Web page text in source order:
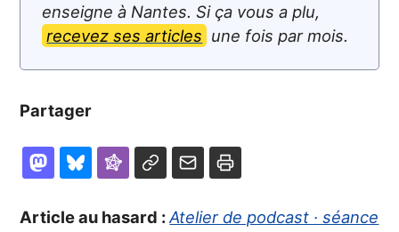
enseigne à Nantes. Si ça vous a plu,
recevez ses articles une fois par mois.
Partager
Article au hasard :Atelier de podcast · séance